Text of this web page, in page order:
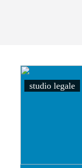
studio legale